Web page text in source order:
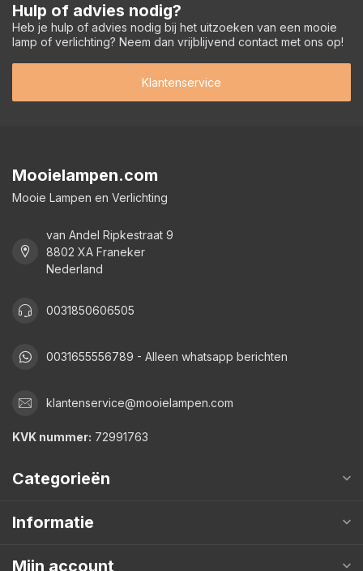
Hulp of advies nodig?
Heb je hulp of advies nodig bij het uitzoeken van een mooie
lamp of verlichting? Neem dan vrijblijvend contact met ons op!
Klantenservice
Mooielampen.com
Mooie Lampen en Verlichting
van Andel Ripkestraat 9
8802 XA Franeker
Nederland
0031850606505
0031655556789 - Alleen whatsapp berichten
klantenservice@mooielampen.com
KVK nummer: 72991763
Categorieën
Informatie
Mijn account